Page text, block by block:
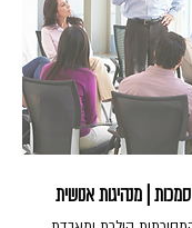
| מנהיגות אנושית